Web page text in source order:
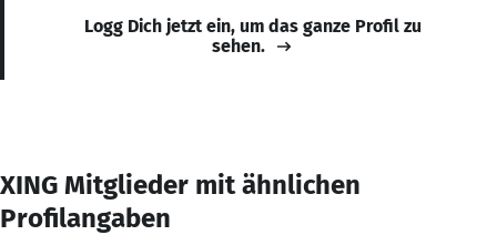
Logg Dich jetzt ein, um das ganze Profil zu
sehen.
XING Mitglieder mit ähnlichen
Profilangaben